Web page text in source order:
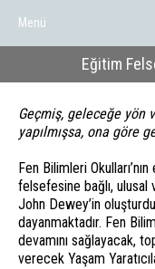
Menü
Eğitim
Geçmiş, geleceğe yön
yapılmışsa, ona göre
Fen Bilimleri
felsefesine bağlı, ulusal
John Dewey’in
dayanmaktadır. Fen
devamını sağlayacak,
verecek Yaşam